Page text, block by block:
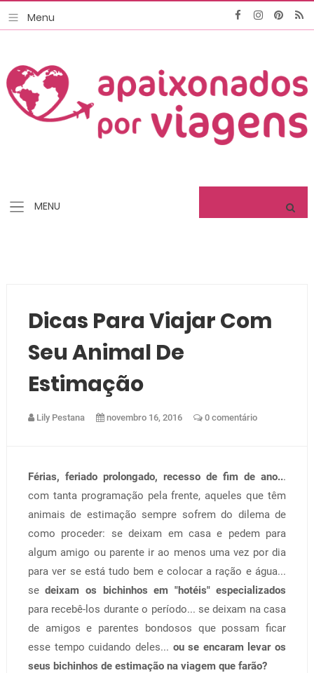
Dicas Para Viajar Com
Seu Animal De
Estimação
Lily Pestana novembro 16, 2016 0 comentário
Férias, feriado prolongado, recesso de fim de ano...
com tanta programação pela frente, aqueles que têm
animais de estimação sempre sofrem do dilema de
como proceder: se deixam em casa e pedem para
algum amigo ou parente ir ao menos uma vez por dia
para ver se está tudo bem e colocar a ração e água...
sedeixam os bichinhos em "hotéis" especializados
para recebê-los durante o período... se deixam na casa
de amigos e parentes bondosos que possam ficar
esse tempo cuidando deles... ou se encaram levar os
seus bichinhos de estimação na viagem que farão?